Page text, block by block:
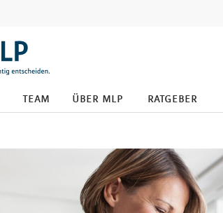
team über mlp ratgeber